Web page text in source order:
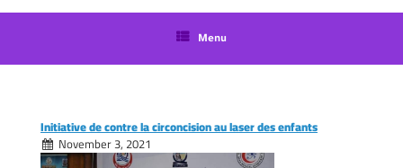
langue
Menu
Initiative de contre la circoncision au laser des enfants
November 3, 2021